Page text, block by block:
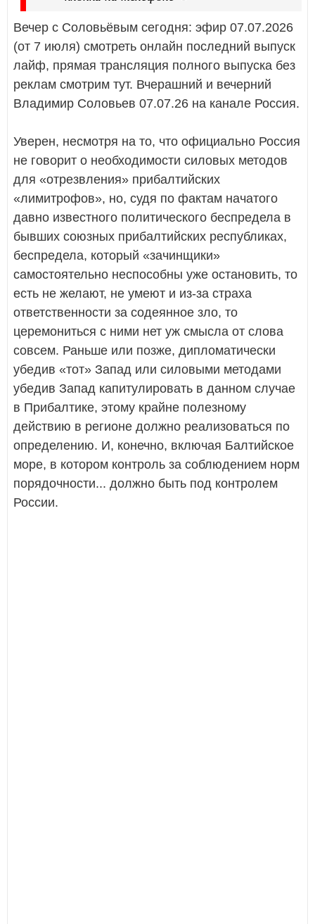
Вечер с Соловьёвым сегодня: эфир 07.07.2026
(от 7 июля) смотреть онлайн последний выпуск
лайф, прямая трансляция полного выпуска без
реклам смотрим тут. Вчерашний и вечерний
Владимир Соловьев 07.07.26 на канале Россия.
Уверен, несмотря на то, что официально Россия
не говорит о необходимости силовых методов
для «отрезвления» прибалтийских
«лимитрофов», но, судя по фактам начатого
давно известного политического беспредела в
бывших союзных прибалтийских республиках,
беспредела, который «зачинщики»
самостоятельно неспособны уже остановить, то
есть не желают, не умеют и из-за страха
ответственности за содеянное зло, то
церемониться с ними нет уж смысла от слова
совсем. Раньше или позже, дипломатически
убедив «тот» Запад или силовыми методами
убедив Запад капитулировать в данном случае
в Прибалтике, этому крайне полезному
действию в регионе должно реализоваться по
определению. И, конечно, включая Балтийское
море, в котором контроль за соблюдением норм
порядочности... должно быть под контролем
России.